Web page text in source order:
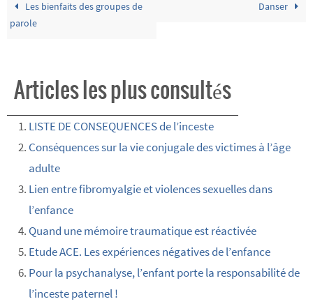
Les bienfaits des groupes de
parole
Danser
Articles les plus consultés
LISTE DE CONSEQUENCES de l’inceste
Conséquences sur la vie conjugale des victimes à l’âge
adulte
Lien entre fibromyalgie et violences sexuelles dans
l’enfance
Quand une mémoire traumatique est réactivée
Etude ACE. Les expériences négatives de l’enfance
Pour la psychanalyse, l’enfant porte la responsabilité de
l’inceste paternel !